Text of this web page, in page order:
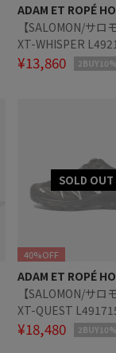
ADAM ET ROPÉ
【SALOMON/サロ
XT-WHISPER
¥13,860
40%OFF
ADAM ET ROPÉ
【SALOMON/サロ
XT-QUEST
¥18,480